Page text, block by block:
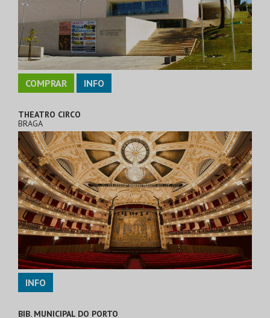
COMPRAR INFO
THEATRO CIRCO
BRAGA
INFO
BIB. MUNICIPAL DO PORTO